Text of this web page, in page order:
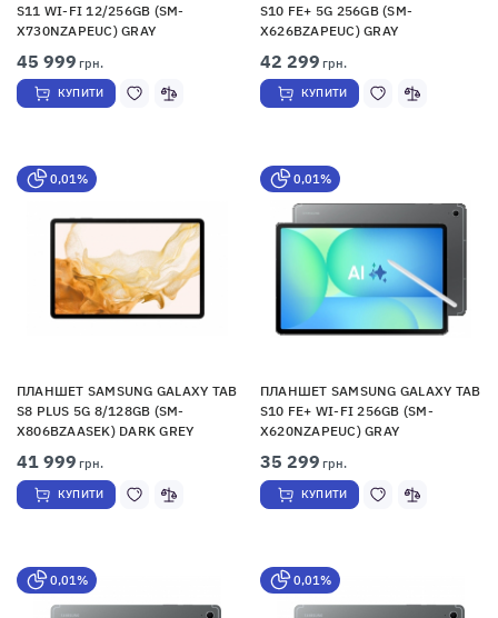
S11 WI-FI 12/256GB (SM-
X730NZAPEUC) GRAY
45 999 грн.
КУПИТИ
S10 FE+ 5G 256GB (SM-
X626BZAPEUC) GRAY
42 299 грн.
КУПИТИ
0,01%
ПЛАНШЕТ SAMSUNG GALAXY TAB
S8 PLUS 5G 8/128GB (SM-
X806BZAASEK) DARK GREY
41 999 грн.
КУПИТИ
0,01%
ПЛАНШЕТ SAMSUNG GALAXY TAB
S10 FE+ WI-FI 256GB (SM-
X620NZAPEUC) GRAY
35 299 грн.
КУПИТИ
0,01% 0,01%